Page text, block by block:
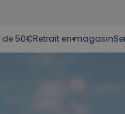
Retrait en magasinService